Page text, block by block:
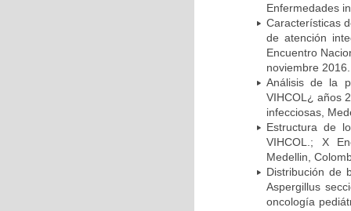
Enfermedades
Características
de atención
Encuentro
noviembre 2016.
Análisis de la
VIHCOL¿ años
infecciosas,
Estructura de
VIHCOL.; X
Medellin,
Distribución de
Aspergillus
oncología